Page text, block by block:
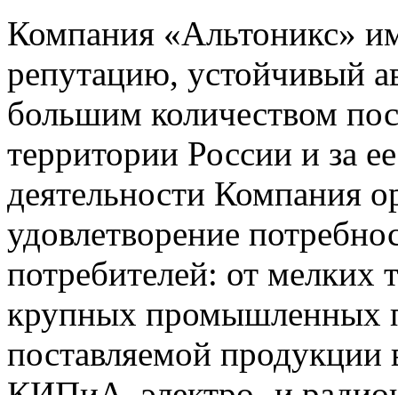
Компания «Альтоникс»
репутацию, устойчивый
большим количеством
территории России и за
деятельности Компания
удовлетворение
потребителей: от мелких
крупных промышленных
поставляемой продукции